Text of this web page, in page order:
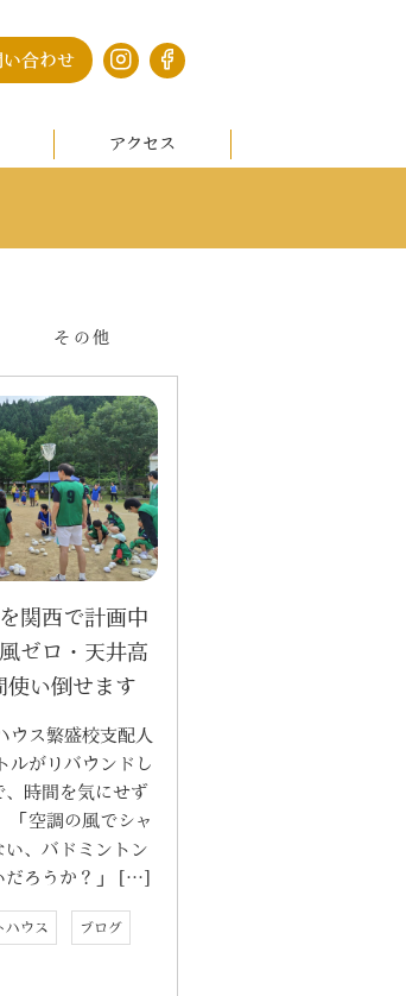
い合わせ
アクセス
その他
関西で計画中
ゼロ・天井高
い倒せます
ウス繁盛校支配人
ルがリバウンドし
、時間を気にせず
「空調の風でシャ
い、バドミントン
だろうか？」 […]
ハウス ブログ